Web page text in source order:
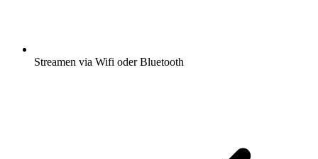
Streamen via Wifi oder Bluetooth